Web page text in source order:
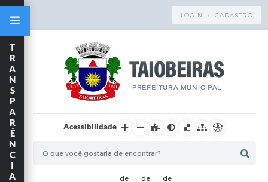
LOGIN / CADASTRO
Acessibilidade
T
R
A
N
S
P
A
R
Ê
N
C
I
A